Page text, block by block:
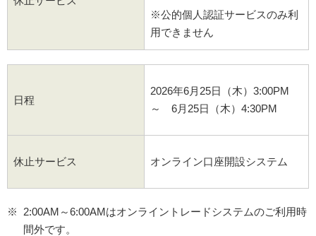
※公的個人認証サービスのみ利
用できません
日程
2026年6月25日（木）3:00PM
～ 6月25日（木）4:30PM
休止サービス オンライン口座開設システム
2:00AM～6:00AMはオンライントレードシステムのご利用時
間外です。